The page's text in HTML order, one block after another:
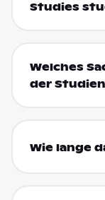
Studies
Welches
der
Wie lange